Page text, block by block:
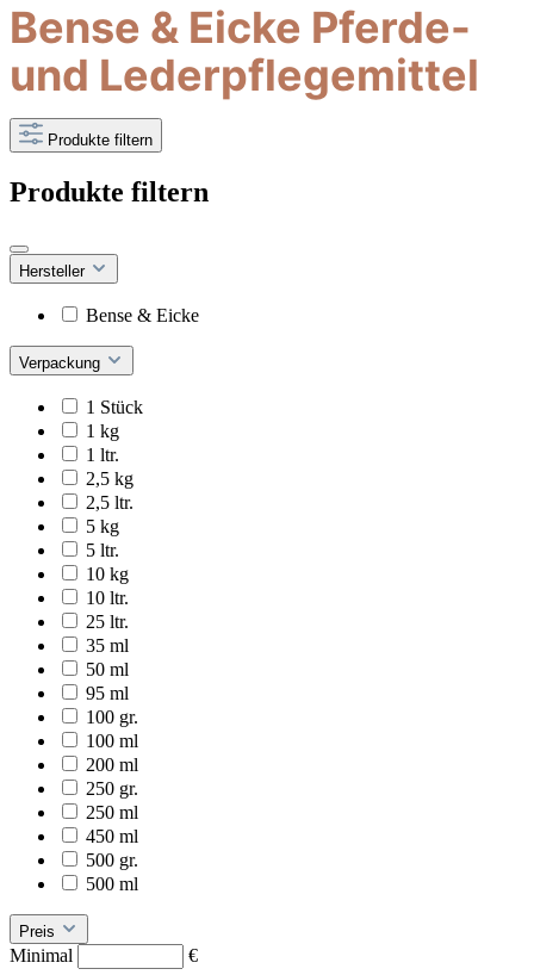
Bense & Eicke Pferde-
und Lederpflegemittel
Produkte filtern
Produkte filtern
Hersteller
Bense & Eicke
Verpackung
1 Stück
1 kg
1 ltr.
2,5 kg
2,5 ltr.
5 kg
5 ltr.
10 kg
10 ltr.
25 ltr.
35 ml
50 ml
95 ml
100 gr.
100 ml
200 ml
250 gr.
250 ml
450 ml
500 gr.
500 ml
Preis
Minimal
€